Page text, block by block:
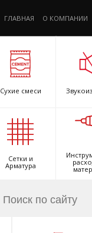
ГЛАВНАЯ О КОМПАНИИ
Сухие смеси
Сетки и
Арматура